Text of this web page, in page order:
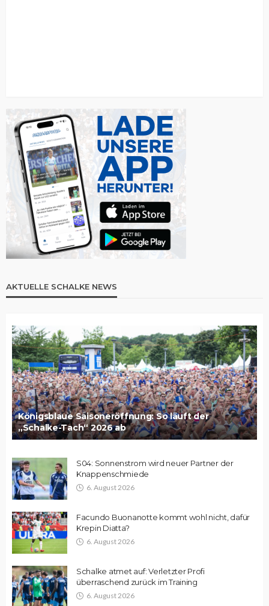
AKTUELLE SCHALKE NEWS
Königsblaue Saisoneröffnung: So läuft der
„Schalke-Tach“ 2026 ab
S04: Sonnenstrom wird neuer Partner der
Knappenschmiede
6. August 2026
Facundo Buonanotte kommt wohl nicht, dafür
Krepin Diatta?
6. August 2026
Schalke atmet auf: Verletzter Profi
überraschend zurück im Training
6. August 2026